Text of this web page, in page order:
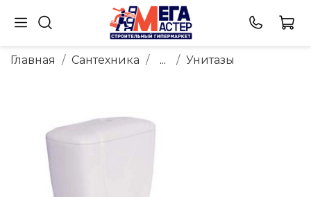
Главная Сантехника ... Унитазы